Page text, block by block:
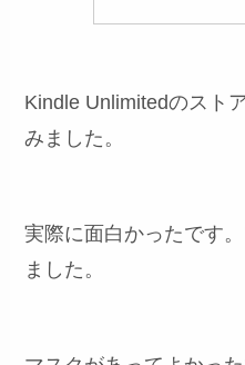
Kindle Unlimitedのスト
みました。
実際に面白かったです
ました。